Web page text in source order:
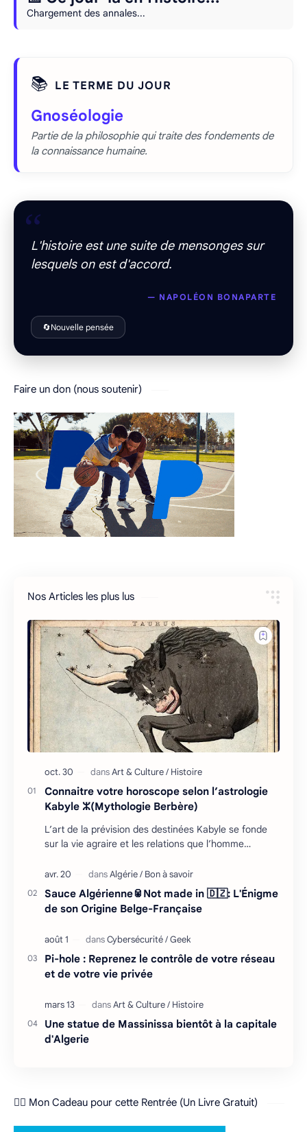
Chargement des annales...
📚 LE TERME DU JOUR
Gnoséologie
Partie de la philosophie qui traite des fondements de
la connaissance humaine.
“
L'histoire est une suite de mensonges sur
lesquels on est d'accord.
— NAPOLÉON BONAPARTE
🔄Nouvelle pensée
Faire un don (nous soutenir)
Nos Articles les plus lus
Connaitre votre horoscope selon l’astrologie
Kabyle ⵣ(Mythologie Berbère)
L’art de la prévision des destinées Kabyle se fonde
sur la vie agraire et les relations que l’homme
Sauce Algérienne🥫Not made in 🇩🇿: L'Énigme
de son Origine Belge-Française
Pi-hole : Reprenez le contrôle de votre réseau
et de votre vie privée
Une statue de Massinissa bientôt à la capitale
d'Algerie
❤️‍🔥 Mon Cadeau pour cette Rentrée (Un Livre Gratuit)